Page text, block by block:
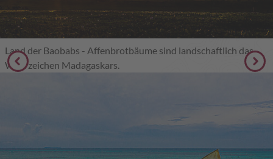
Land der Baobabs - Affenbrotbäume sind landschaftlich das
Wahrzeichen Madagaskars.